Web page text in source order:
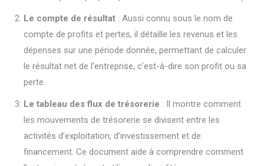
Le compte de résultat : Aussi connu sous le nom de
compte de profits et pertes, il détaille les revenus et les
dépenses sur une période donnée, permettant de calculer
le résultat net de l’entreprise, c’est-à-dire son profit ou sa
perte.
Le tableau des flux de trésorerie : Il montre comment
les mouvements de trésorerie se divisent entre les
activités d’exploitation, d’investissement et de
financement. Ce document aide à comprendre comment